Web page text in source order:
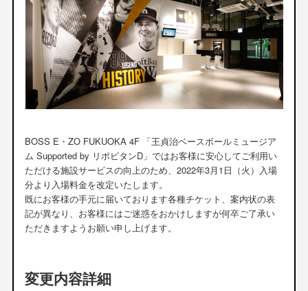
BOSS E・ZO FUKUOKA 4F 「王貞治ベースボールミュージア
ム Supported by リポビタンD」ではお客様に安心してご利用い
ただける施設サービスの向上のため、2022年3月1日（火）入場
分より入場料金を改定いたします。
既にお客様の手元に届いております各種チケット、案内状の表
記が異なり、お客様にはご迷惑をおかけしますが何卒ご了承い
ただきますようお願い申し上げます。
変更内容詳細